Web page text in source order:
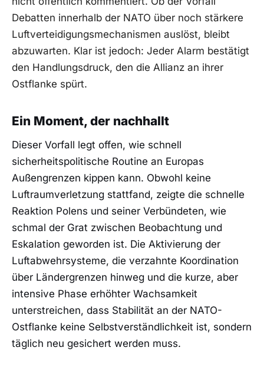
Debatten innerhalb der NATO über noch stärkere
Luftverteidigungsmechanismen auslöst, bleibt
abzuwarten. Klar ist jedoch: Jeder Alarm bestätigt
den Handlungsdruck, den die Allianz an ihrer
Ostflanke spürt.
Ein Moment, der nachhallt
Dieser Vorfall legt offen, wie schnell
sicherheitspolitische Routine an Europas
Außengrenzen kippen kann. Obwohl keine
Luftraumverletzung stattfand, zeigte die schnelle
Reaktion Polens und seiner Verbündeten, wie
schmal der Grat zwischen Beobachtung und
Eskalation geworden ist. Die Aktivierung der
Luftabwehrsysteme, die verzahnte Koordination
über Ländergrenzen hinweg und die kurze, aber
intensive Phase erhöhter Wachsamkeit
unterstreichen, dass Stabilität an der NATO-
Ostflanke keine Selbstverständlichkeit ist, sondern
täglich neu gesichert werden muss.